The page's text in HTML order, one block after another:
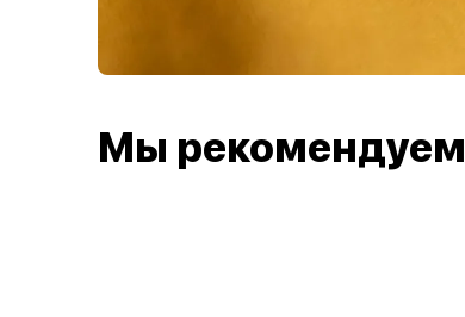
Мы рекомендуем